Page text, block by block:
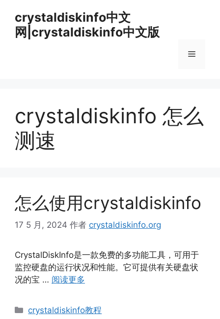
crystaldiskinfo中文
网|crystaldiskinfo中文版
菜
crystaldiskinfo 怎么
测速
怎么使用crystaldiskinfo
17 5 月, 2024 作者 crystaldiskinfo.org
CrystalDiskInfo是一款免费的多功能工具，可用于
监控硬盘的运行状况和性能。它可提供有关硬盘状
况的宝 … 阅读更多
分
crystaldiskinfo教程